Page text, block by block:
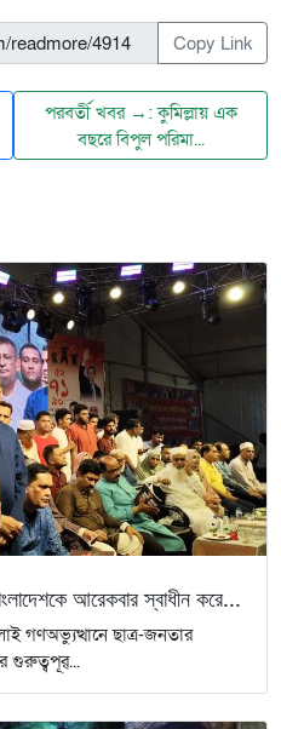
Copy Link
পরবর্তী খবর →: কুমিল্লায় এক
বছরে বিপুল পরিমা...
আরেকবার স্বাধীন করে...
গণঅভ্যুত্থানে ছাত্র-জনতার
গুরুত্বপূর্...